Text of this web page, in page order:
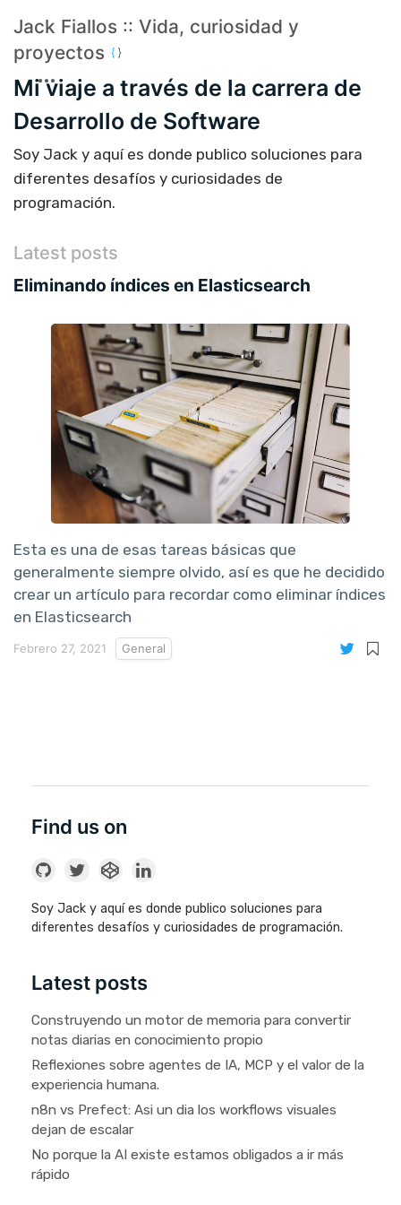
Jack Fiallos :: Vida, curiosidad y
proyectos
Mi viaje a través de la carrera de
Desarrollo de Software
Soy Jack y aquí es donde publico soluciones para
diferentes desafíos y curiosidades de
programación.
Latest posts
Eliminando índices en Elasticsearch
Esta es una de esas tareas básicas que
generalmente siempre olvido, así es que he decidido
crear un artículo para recordar como eliminar índices
en Elasticsearch
Febrero 27, 2021 General
Find us on
Soy Jack y aquí es donde publico soluciones para
diferentes desafíos y curiosidades de programación.
Latest posts
Construyendo un motor de memoria para convertir
notas diarias en conocimiento propio
Reflexiones sobre agentes de IA, MCP y el valor de la
experiencia humana.
n8n vs Prefect: Asi un dia los workflows visuales
dejan de escalar
No porque la AI existe estamos obligados a ir más
rápido